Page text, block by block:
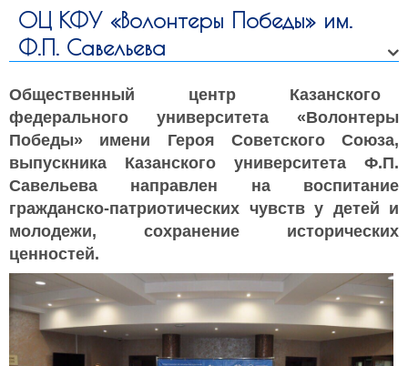
трудовые
отряды
ОЦ КФУ «Волонтеры Победы» им.
Ф.П. Савельева
Общественный центр Казанского
федерального университета «Волонтеры
Победы» имени Героя Советского Союза,
выпускника Казанского университета Ф.П.
Савельева направлен на воспитание
гражданско-патриотических чувств у детей и
молодежи, сохранение исторических
ценностей.